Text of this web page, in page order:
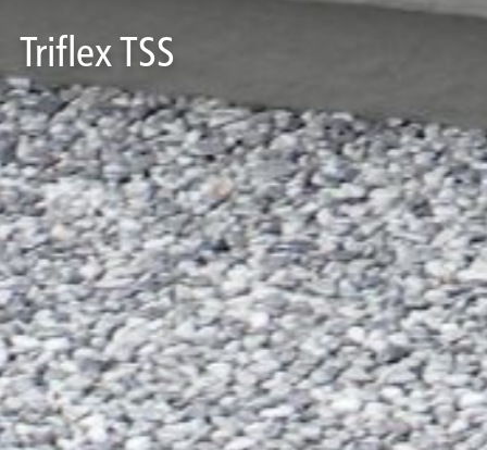
Triflex TSS